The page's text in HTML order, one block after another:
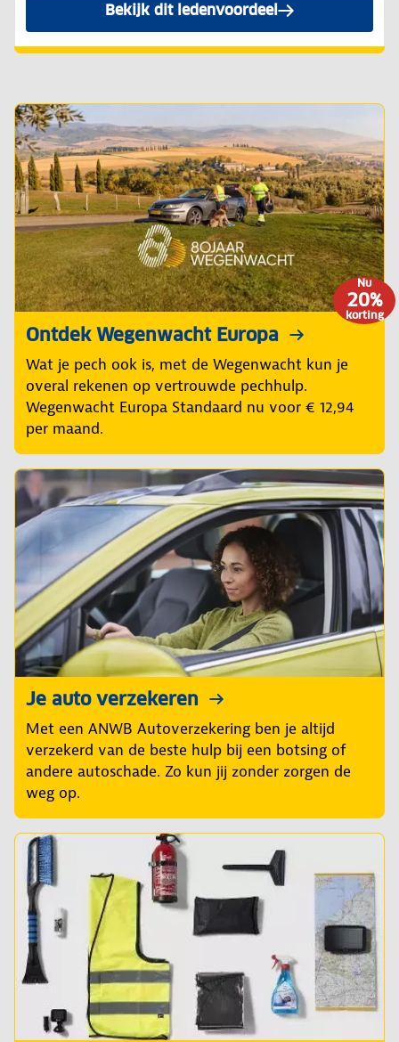
Bekijk dit ledenvoordeel
Nu
20%
korting
Ontdek Wegenwacht Europa
Wat je pech ook is, met de Wegenwacht kun je
overal rekenen op vertrouwde pechhulp.
Wegenwacht Europa Standaard nu voor € 12,94
per maand.
Je auto verzekeren
Met een ANWB Autoverzekering ben je altijd
verzekerd van de beste hulp bij een botsing of
andere autoschade. Zo kun jij zonder zorgen de
weg op.